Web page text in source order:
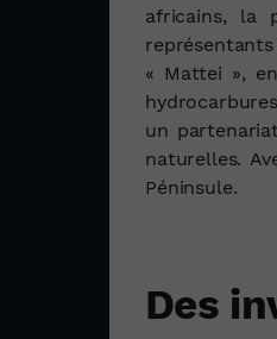
africains, la
« Mattei »,
un
naturelles.
Péninsule.
Des